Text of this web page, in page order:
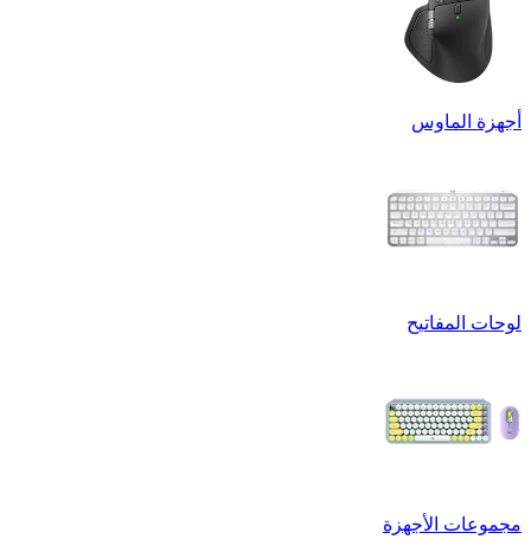
أجهزة الماوس
لوحات المفاتيح
مجموعات الأجهزة